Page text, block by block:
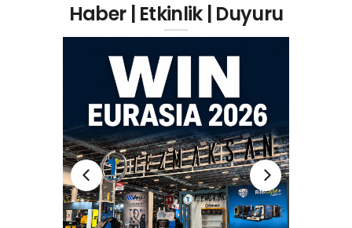
Haber | Etkinlik | Duyuru